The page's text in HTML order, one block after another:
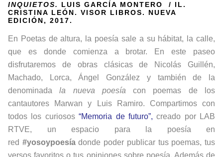
INQUIETOS. LUIS GARCÍA MONTERO / IL.
CRISTINA LEÓN. VISOR LIBROS. NUEVA
EDICIÓN, 2017.
En Poetas de altura, la poesía sale a su hábitat, la calle,
que es donde comienza a brotar. En este paseo
disfrutaremos de obras clásicas de Nicolás Guillén,
Machado, Lorca, Ángel González y también de la
denominadala nueva poesíacon poemas de los
cantautores Marwan y Luis Ramiro. Compartimos con
todos los curiosos“Memoria de futuro”, creado por LAB
RTVE, un espacio para la poesía en
red #yosoypoesíadonde poder publicar tus poemas, tus